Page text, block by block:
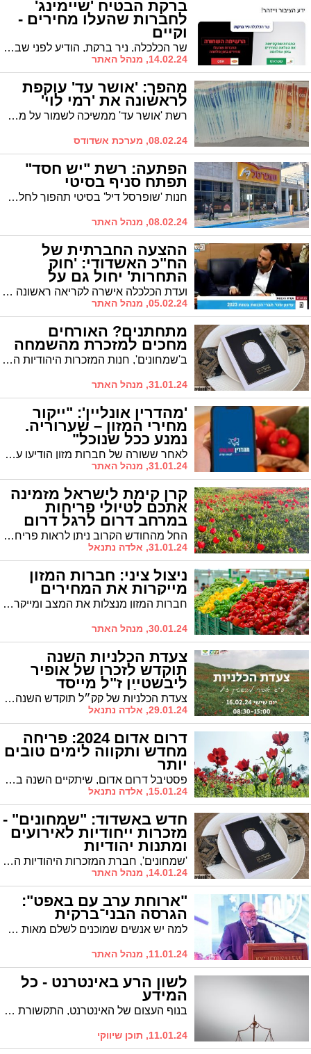
ברקת הבטיח 'שיימינג'
לחברות שהעלו מחירים -
וקיים
שר הכלכלה, ניר ברקת, הודיע לפני שבוע שינקט בצעד מקורי נגד החברות שלא התחשבו במצב והן ייקרו מחירים. כעת קיים את הבטחתו. מי ברשימה השחורה?
14.02.24, מנהל האתר
מהפך: 'אושר עד' עוקפת
לראשונה את 'רמי לוי'
רשת 'אושר עד' ממשיכה לשמור על מקומה כרשת הזולה ביותר - כ לפי נתוני 'פריסייז' ו'קול חי'. שווה לבדוק
08.02.24, מערכת אשדודס
הפתעה: רשת "יש חסד"
תפתח סניף בסיטי
חנות 'שופרסל דיל' בסיטי תהפוך לחלק מרשת 'יש חסד'. המחירים יוזלו
08.02.24, מנהל האתר
ההצעה החברתית של
הח"כ האשדודי: 'חוק
התחרות' יחול גם על
חנויות הפארם ועדת הכלכלה אישרה לקריאה ראשונה את ההצעה להחיל את חוק המזון גם על חנויות הפארם. היוזם ח"כ ר' ינון אזולאי: "ההצעה היא חלק מהמאבק ביוקר המחייה"
05.02.24, מנהל האתר
מתחתנים? האורחים
מחכים למזכרת מהשמחה
ב'שמחונים', חנות המזכרות היהודיות המובילה בעיר, מחכים לכם בחנות החדשה שבשדרת העסקים 'גני טל'. המגוון שתגלו שם עומד להפתיע אתכם
31.01.24, מנהל האתר
'מהדרין אונליין': "ייקור
מחירי המזון – שערוריה.
נמנע ככל שנוכל"
לאחר ששורה של חברות מזון הודיעו על ייקור, תוך התעלמות מוחלטת ממצב המלחמה, מבהירים בחנות המקוונת הגדולה במגזר החרדי: "זו שערוריה שאסור לתת לה יד"
31.01.24, מנהל האתר
קרן קימת לישראל מזמינה
אתכם לטיולי פריחות
במרחב דרום לרגל דרום
אדום 2024 החל מהחודש הקרוב ניתן לראות פריחה מרהיבה ולטייל ביערות בין שלל הפרחים והעצים. ציבור המטיילים מוזמן כבר עכשיו לבוא ולטייל בין הפרחים ביערות קק"ל באזור הנגב הצפוני. תוכלו למצוא את הכלנית הנפוצה שאותה אנו מכירים בצבע אדום בוהק מלווה לעיתים בכלניות לבנות ואף וורודות ולצידן בצבעי לבן צהוב ואף סגול בפריחה מרהיבה ומגוונת, ביערות קק"ל הפורחים תוכלו לראות מופעי כלניות אדומות בוהקות ביערות שחריה, ניר משה ויער רוחמה. בנוסף לכלניות ניתן לראות את השקדיות ביופיין הלבן שמבשרות על האביב הקרב ובא.
31.01.24, אלדה נתנאל
ניצול ציני: חברות המזון
מייקרות את המחירים
חברות המזון מנצלות את המצב ומייקרים מחירים. חלק מהמוצרים התייקרו וייקורים נוספים בפתח. מה נוכל לעשות כדי לשלם פחות?
30.01.24, מנהל האתר
צעדת הכלניות השנה
תוקדש לזכרו של אופיר
ליבשטיין ז"ל מייסד
פסטיבל דרום אדום צעדת הכלניות של קק״ל תוקדש השנה לזכרו של אופיר ליבשטיין ז"ל, ראש מועצת שער הנגב ומייסד פסטיבל דרום אדום, שנפל בהגנה על ביתו, קיבוץ כפר עזה.
29.01.24, אלדה נתנאל
דרום אדום 2024: פריחה
מחדש ותקווה לימים טובים
יותר
פסטיבל דרום אדום, שיתקיים השנה בפעם ה-19, יתקיים בסימן של פריחה מחדש ותקווה לימים טובים יותר. זאת, למרות המלחמה ואירועי ה-7 באוקטובר שקדמו לה.
15.01.24, אלדה נתנאל
חדש באשדוד: "שמחונים" -
מזכרות ייחודיות לאירועים
ומתנות יהודיות
'שמחונים', חברת המזכרות היהודיות המובילה בישראל, השיקה סניף דגל באשדוד. יש מה לראות!
14.01.24, מנהל האתר
"ארוחת ערב עם באפט":
הגרסה הבני־ברקית
למה יש אנשים שמוכנים לשלם מאות אלפי דולרים עבור ארוחת ערב עם איל ההון וורן באפט, בגלל הכסף שלו או בגלל הניסיון הרב שצבר? "אין חכם כבעל הניסיון". אם העולם הפיננסי מרתק אתכם, בואו לזכות בפגישה אישית עם איש העסקים אליעזר גרוס
11.01.24, מנהל האתר
לשון הרע באינטרנט - כל
המידע
בנוף העצום של האינטרנט, התקשורת מתרחשת במהירות הבזק. למרות שלאינטרנט יש המון יתרונות, הוא גם מביא עימו אתגרים חדשים. במיוחד כשמדובר בהגנה על מוניטין של אדם. אחת הבעיות הרווחות בעידן הדיגיטלי היא לשון הרע באינטרנט. במאמר זה נדבר על לשון הרע באינטרנט, איך היא באה לידי ביטוי ומה אתם יכולים לעשות כדי להגן על עצמכם.
11.01.24, תוכן שיווקי